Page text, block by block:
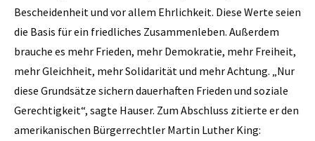
Bescheidenheit und vor allem Ehrlichkeit. Diese Werte seien
die Basis für ein friedliches Zusammenleben. Außerdem
brauche es mehr Frieden, mehr Demokratie, mehr Freiheit,
mehr Gleichheit, mehr Solidarität und mehr Achtung. „Nur
diese Grundsätze sichern dauerhaften Frieden und soziale
Gerechtigkeit“, sagte Hauser. Zum Abschluss zitierte er den
amerikanischen Bürgerrechtler Martin Luther King: